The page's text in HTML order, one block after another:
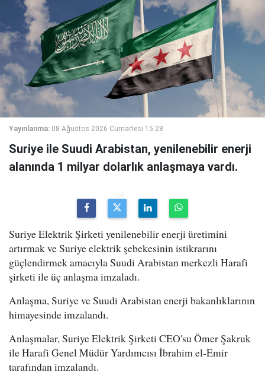
Yayınlanma: 08 Ağustos 2026 Cumartesi 15:28
Suriye ile Suudi Arabistan, yenilenebilir enerji
alanında 1 milyar dolarlık anlaşmaya vardı.
Suriye Elektrik Şirketi yenilenebilir enerji üretimini
artırmak ve Suriye elektrik şebekesinin istikrarını
güçlendirmek amacıyla Suudi Arabistan merkezli Harafi
şirketi ile üç anlaşma imzaladı.
Anlaşma, Suriye ve Suudi Arabistan enerji bakanlıklarının
himayesinde imzalandı.
Anlaşmalar, Suriye Elektrik Şirketi CEO'su Ömer Şakruk
ile Harafi Genel Müdür Yardımcısı İbrahim el-Emir
tarafından imzalandı.